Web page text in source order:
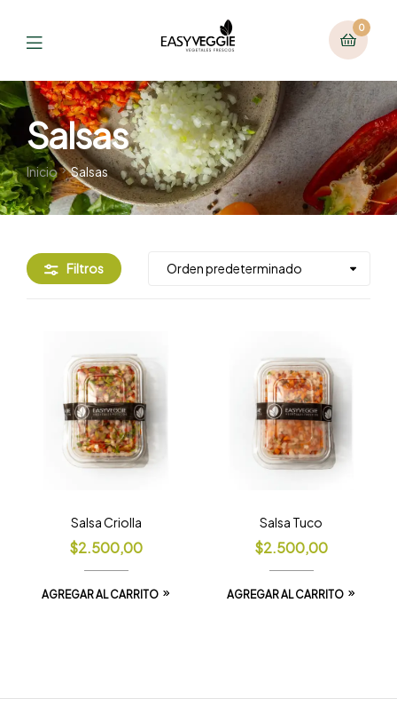
0
Salsas
Inicio Salsas
Filtros
Salsa Criolla
$2.500,00
AGREGAR AL CARRITO
Salsa Tuco
$2.500,00
AGREGAR AL CARRITO